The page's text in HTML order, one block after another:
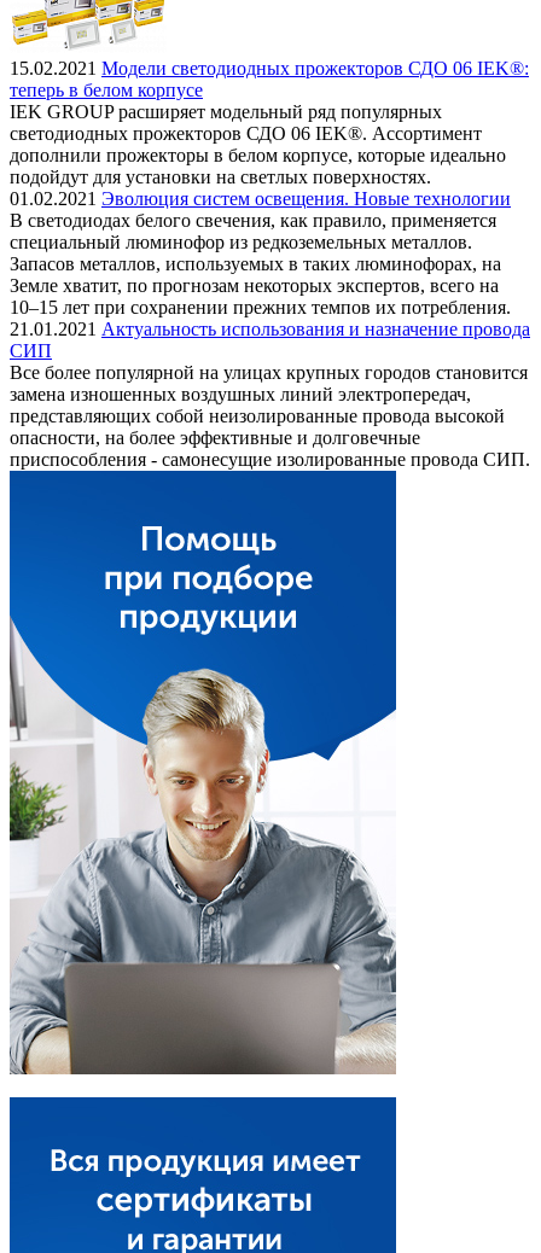
15.02.2021 Модели светодиодных прожекторов СДО 06 IEK®:
теперь в белом корпусе
IEK GROUP расширяет модельный ряд популярных
светодиодных прожекторов СДО 06 IEK®. Ассортимент
дополнили прожекторы в белом корпусе, которые идеально
подойдут для установки на светлых поверхностях.
01.02.2021 Эволюция систем освещения. Новые технологии
В светодиодах белого свечения, как правило, применяется
специальный люминофор из редкоземельных металлов.
Запасов металлов, используемых в таких люминофорах, на
Земле хватит, по прогнозам некоторых экспертов, всего на
10–15 лет при сохранении прежних темпов их потребления.
21.01.2021 Актуальность использования и назначение провода
СИП
Все более популярной на улицах крупных городов становится
замена изношенных воздушных линий электропередач,
представляющих собой неизолированные провода высокой
опасности, на более эффективные и долговечные
приспособления - самонесущие изолированные провода СИП.